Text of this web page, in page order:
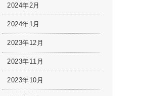
2024年2月
2024年1月
2023年12月
2023年11月
2023年10月